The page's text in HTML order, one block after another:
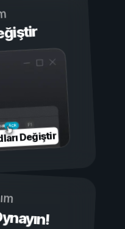
Açık
Değiştir